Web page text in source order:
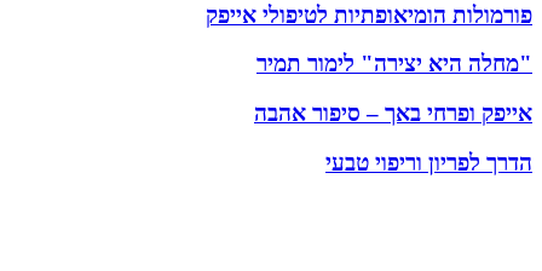
פורמולות הומיאופתיות לטיפולי אייפק
"מחלה היא יצירה" לימור תמיר
אייפק ופרחי באך – סיפור אהבה
הדרך לפריון וריפוי טבעי